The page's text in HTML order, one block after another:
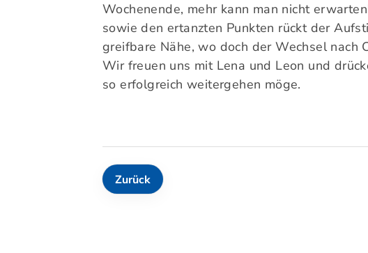
Wochenende, mehr kann man nicht
sowie den ertanzten Punkten rückt der
greifbare Nähe, wo doch der Wechsel nach
Wir freuen uns mit Lena und Leon und
so erfolgreich weitergehen möge.
Zurück